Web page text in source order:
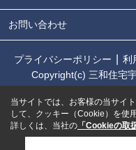
お問い合わせ
プライバシーポリシー 利
Copyright(c) 三和住宅
当サイトでは、お客様の当サイ
して、クッキー（Cookie）を使
詳しくは、当社の 「Cookieの取